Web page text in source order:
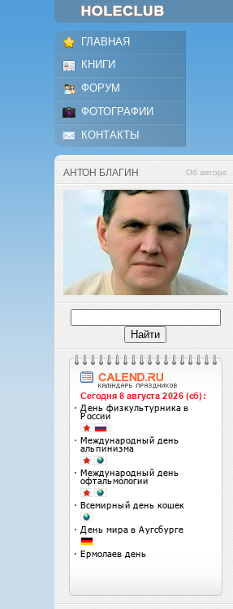
ГЛАВНАЯ
КНИГИ
ФОРУМ
ФОТОГРАФИИ
КОНТАКТЫ
АНТОН БЛАГИН Об авторе